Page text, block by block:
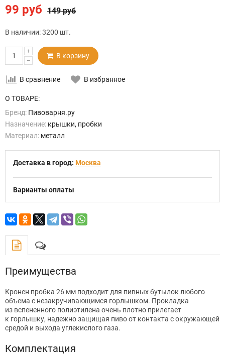
99 руб 149 руб
В наличии:3200 шт.
+
–
В корзину
В сравнение В избранное
О ТОВАРЕ:
Бренд: Пивоварня.ру
Назначение: крышки, пробки
Материал: металл
Доставка в город: Москва
Варианты оплаты
Преимущества
Кронен пробка 26 мм подходит для пивных бутылок любого
объема с незакручивающимся горлышком. Прокладка
из вспененного полиэтилена очень плотно прилегает
к горлышку, надежно защищая пиво от контакта с окружающей
средой и выхода углекислого газа.
Комплектация